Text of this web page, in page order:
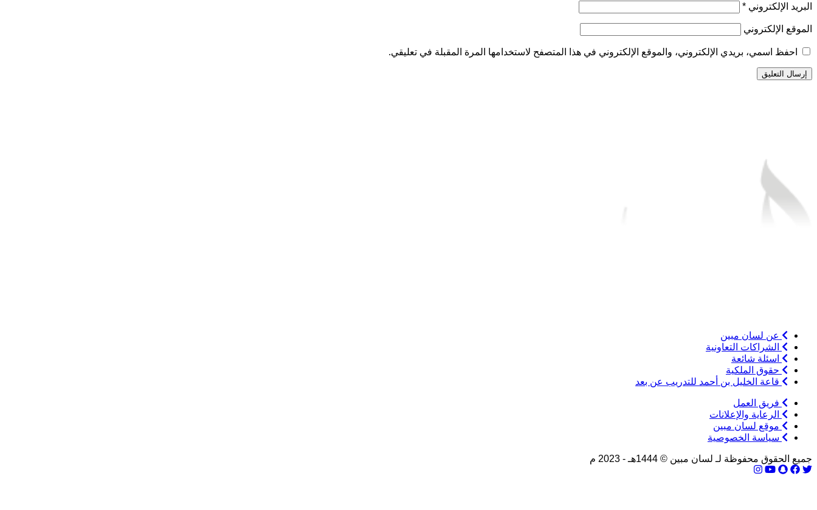
البريد الإلكتروني *
الموقع الإلكتروني
احفظ اسمي، بريدي الإلكتروني، والموقع الإلكتروني في هذا المتصفح لاستخدامها المرة المقبلة في تعليقي.
عن لسان مبين
الشراكات التعاونية
اسئلة شائعة
حقوق الملكية
قاعة الخليل بن أحمد للتدريب عن بعد
فريق العمل
الرعاية والإعلانات
موقع لسان مبين
سياسة الخصوصية
جميع الحقوق محفوظة لـ لسان مبين © 1444هـ - 2023 م